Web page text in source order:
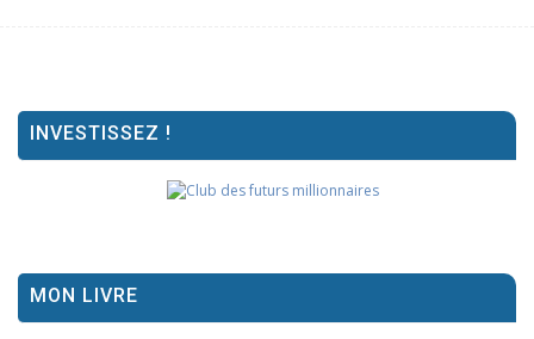
INVESTISSEZ !
MON LIVRE